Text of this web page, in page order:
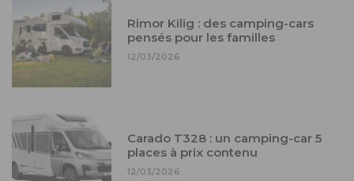
Rimor Kilig : des camping-cars
pensés pour les familles
12/03/2026
Carado T328 : un camping-car 5
places à prix contenu
12/03/2026